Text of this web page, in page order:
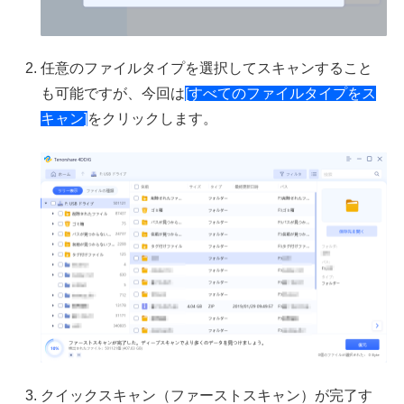
任意のファイルタイプを選択してスキャンすること
も可能ですが、今回は[すべてのファイルタイプをス
キャン] をクリックします。
クイックスキャン（ファーストスキャン）が完了す